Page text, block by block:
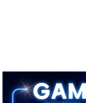
2조 돌파
등 3중 추돌·1명 부상